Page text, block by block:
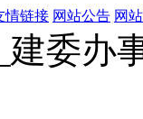
情链接 网站公告 网
委办